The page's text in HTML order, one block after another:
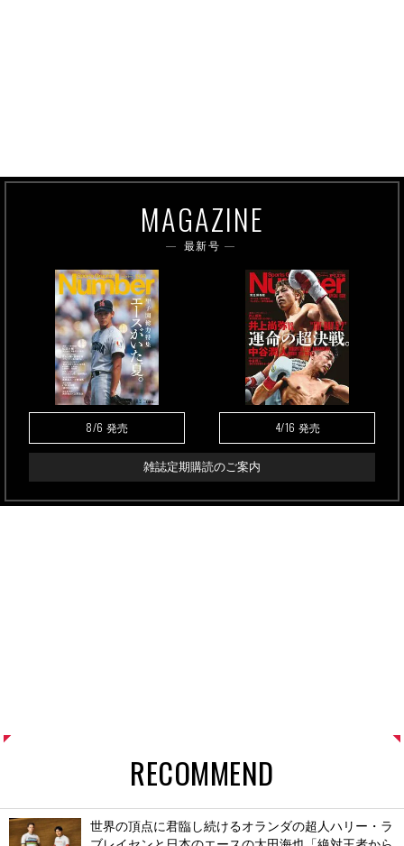
MAGAZINE
最新号
8/6 発売 4/16 発売
雑誌定期購読のご案内
RECOMMEND
世界の頂点に君臨し続けるオランダの超人ハリー・ラ